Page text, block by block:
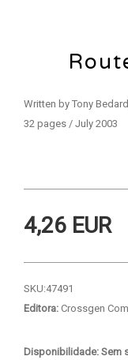
Written by Tony
32 pages / July 2003
4,26 EUR
SKU:47491
Editora: Crossgen
Disponibilidade: Sem